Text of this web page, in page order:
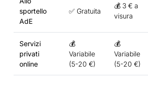
sportello
AdE
✅ Gratuita
💰 3 € a
visura
Servizi
privati
online
💰
Variabile
(5-20 €)
💰
Variabile
(5-20 €)